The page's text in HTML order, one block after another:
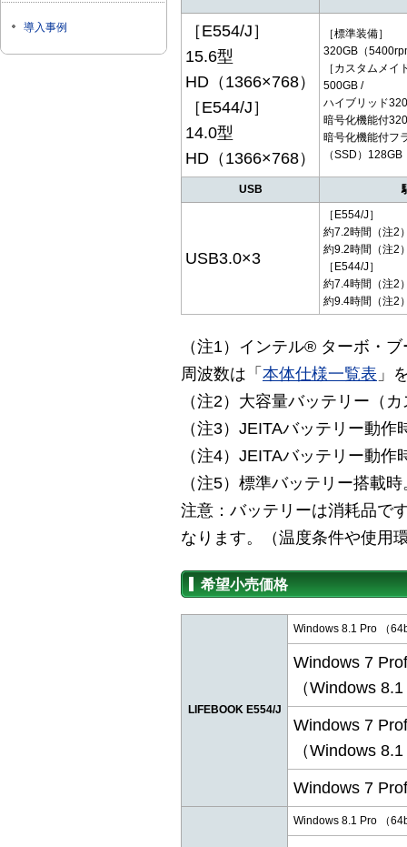
導入事例
［E554/J］
15.6型
HD（1366×768）
［E544/J］
14.0型
HD（1366×768）
［標準装備］
320GB（
［カスタムメイ
500GB /
ハイブリッド
暗号化機能付
暗号化機能付フ
（SSD）128GB
USB
USB3.0×3
［E554/J］
約7.2時間（注2
約9.2時間（注2
［E544/J］
約7.4時間（注2
約9.4時間（注2
（注1）インテル® ターボ・
周波数は「 本体仕様一覧表 」
（注2）大容量バッテリー（
（注3）JEITAバッテリー動
（注4）JEITAバッテリー動
（注5）標準バッテリー搭載時
注意：バッテリーは消耗品で
なります。（温度条件や使用
希望小売価格
LIFEBOOK E554/J
Windows 8.1 Pro （
Windows 7
（Windows
Windows 7
（Windows
Windows 7
Windows 8.1 Pro （